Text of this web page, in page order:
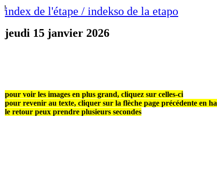
!index de l'étape / indekso de la etapo
jeudi 15 janvier 2026
pour voir les images en plus grand, cliquez sur celles-ci
pour revenir au texte, cliquer sur la flèche page précédente en
le retour peux prendre plusieurs secondes